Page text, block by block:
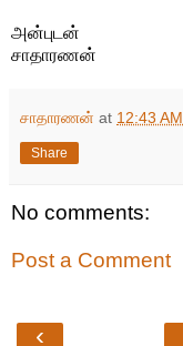
அன்புடன்
சாதாரணன்
சாதாரணன் at 12:43 AM
Share
No comments:
Post a Comment
‹